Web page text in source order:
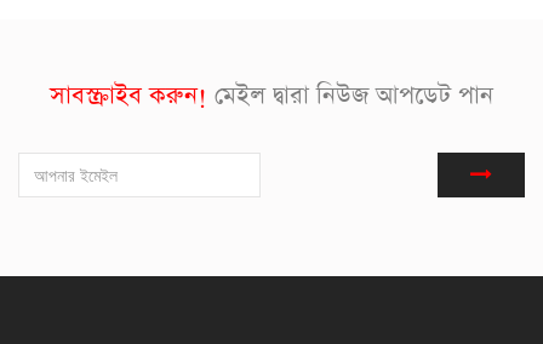
সাবস্ক্রাইব করুন! মেইল দ্বারা নিউজ আপডেট পান